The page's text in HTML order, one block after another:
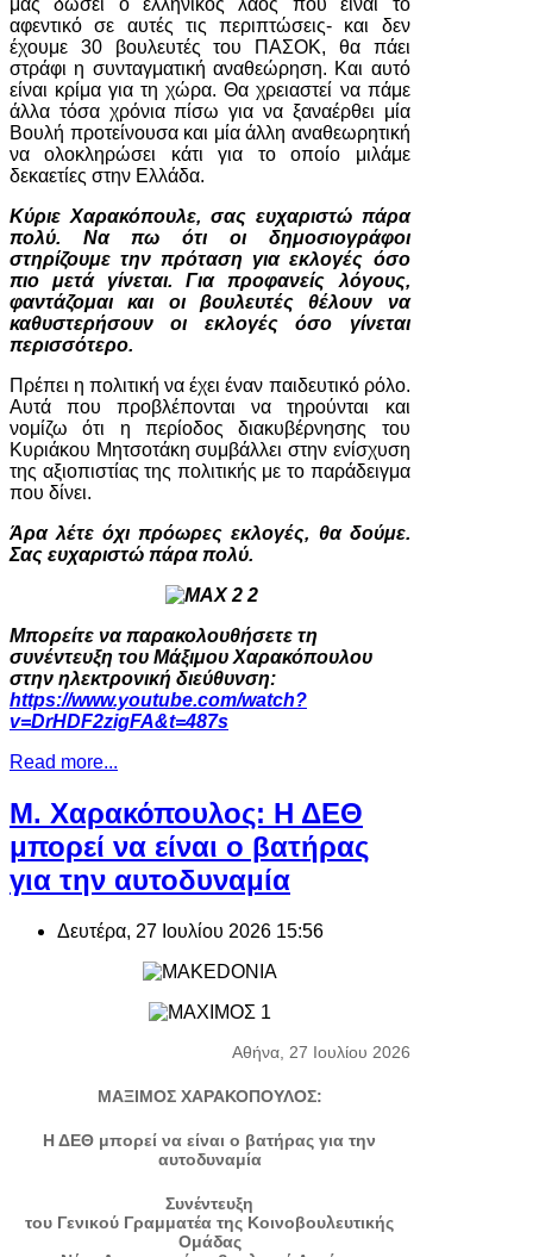
αφεντικό σε αυτές τις περιπτώσεις- και δεν
έχουμε 30 βουλευτές του ΠΑΣΟΚ, θα πάει
στράφι η συνταγματική αναθεώρηση. Και αυτό
είναι κρίμα για τη χώρα. Θα χρειαστεί να πάμε
άλλα τόσα χρόνια πίσω για να ξαναέρθει μία
Βουλή προτείνουσα και μία άλλη αναθεωρητική
να ολοκληρώσει κάτι για το οποίο μιλάμε
δεκαετίες στην Ελλάδα.
Κύριε Χαρακόπουλε, σας ευχαριστώ πάρα
πολύ. Να πω ότι οι δημοσιογράφοι
στηρίζουμε την πρόταση για εκλογές όσο
πιο μετά γίνεται. Για προφανείς λόγους,
φαντάζομαι και οι βουλευτές θέλουν να
καθυστερήσουν οι εκλογές όσο γίνεται
περισσότερο.
Πρέπει η πολιτική να έχει έναν παιδευτικό ρόλο.
Αυτά που προβλέπονται να τηρούνται και
νομίζω ότι η περίοδος διακυβέρνησης του
Κυριάκου Μητσοτάκη συμβάλλει στην ενίσχυση
της αξιοπιστίας της πολιτικής με το παράδειγμα
που δίνει.
Άρα λέτε όχι πρόωρες εκλογές, θα δούμε.
Σας ευχαριστώ πάρα πολύ.
Μπορείτε να παρακολουθήσετε τη
συνέντευξη του Μάξιμου Χαρακόπουλου
στην ηλεκτρονική διεύθυνση:
https://www.youtube.com/watch?
v=DrHDF2zigFA&t=487s
Read more...
Μ. Χαρακόπουλος: Η ΔΕΘ
μπορεί να είναι ο βατήρας
για την αυτοδυναμία
Δευτέρα, 27 Ιουλίου 2026 15:56
Αθήνα, 27 Ιουλίου 2026
ΜΑΞΙΜΟΣ ΧΑΡΑΚΟΠΟΥΛΟΣ:
Η ΔΕΘ μπορεί να είναι ο βατήρας για την
αυτοδυναμία
Συνέντευξη
του Γενικού Γραμματέα της Κοινοβουλευτικής
Ομάδας